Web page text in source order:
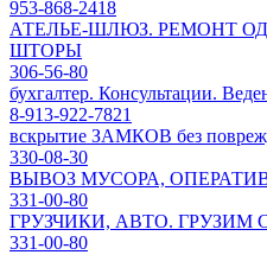
953-868-2418
АТЕЛЬЕ-ШЛЮЗ. РЕМОНТ
ШТОРЫ
306-56-80
бухгалтер. Консультации.
8-913-922-7821
вскрытие ЗАМКОВ без
330-08-30
ВЫВОЗ МУСОРА,
331-00-80
ГРУЗЧИКИ, АВТО.
331-00-80